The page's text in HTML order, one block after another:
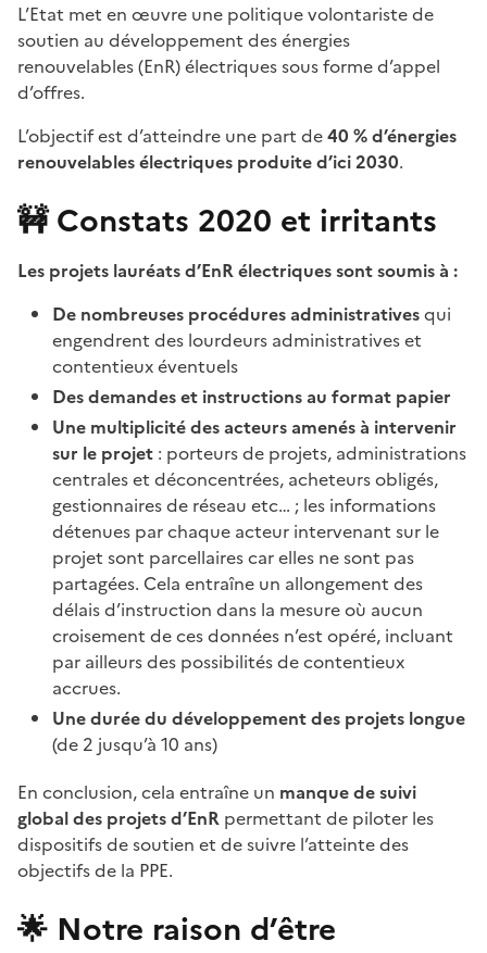
L’Etat met en œuvre une politique volontariste de
soutien au développement des énergies
renouvelables (EnR) électriques sous forme d’appel
d’offres.
L’objectif est d’atteindre une part de40 % d’énergies
renouvelables électriques produite d’ici 2030.
🚧 Constats 2020 et irritants
Les projets lauréats d’EnR électriques sont soumis à :
De nombreuses procédures administrativesqui
engendrent des lourdeurs administratives et
contentieux éventuels
Des demandes et instructions au format papier
Une multiplicité des acteurs amenés à intervenir
sur le projet : porteurs de projets, administrations
centrales et déconcentrées, acheteurs obligés,
gestionnaires de réseau etc… ; les informations
détenues par chaque acteur intervenant sur le
projet sont parcellaires car elles ne sont pas
partagées. Cela entraîne un allongement des
délais d’instruction dans la mesure où aucun
croisement de ces données n’est opéré, incluant
par ailleurs des possibilités de contentieux
accrues.
Une durée du développement des projets longue
(de 2 jusqu’à 10 ans)
En conclusion, cela entraîne un manque de suivi
global des projets d’EnR permettant de piloter les
dispositifs de soutien et de suivre l’atteinte des
objectifs de la PPE.
🌟 Notre raison d’être